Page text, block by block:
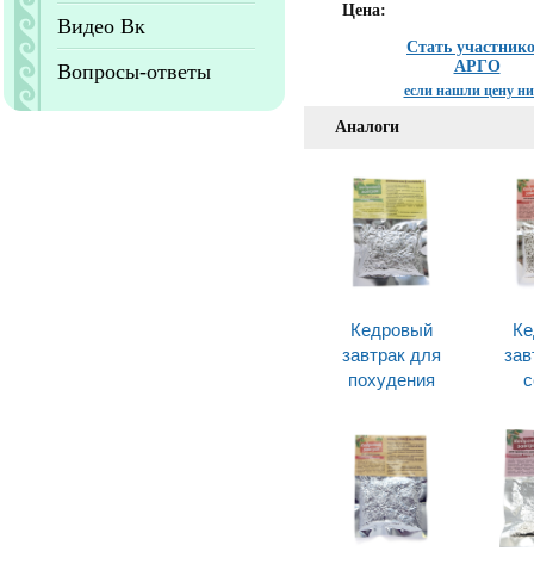
Видео Вк
Вопросы-ответы
Цена:
Стать
АРГО
если нашли цену
Аналоги
Кедровый
завтрак для
похудения